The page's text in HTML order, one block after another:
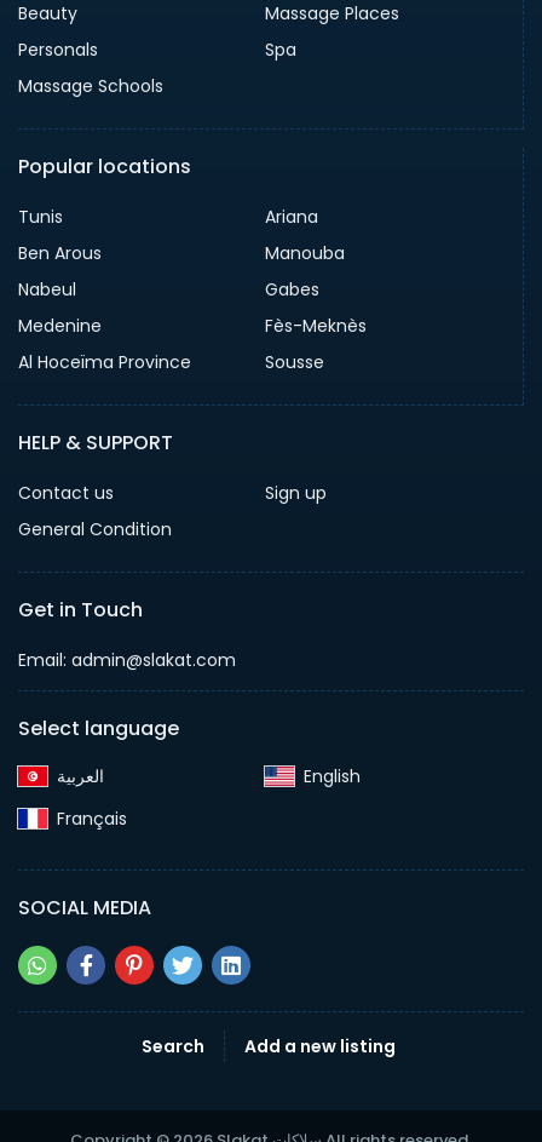
Beauty
Massage Places
Personals
Spa
Massage Schools
Popular locations
Tunis
Ariana
Ben Arous
Manouba
Nabeul
Gabes
Medenine
Fès-Meknès
Al Hoceïma Province
Sousse
HELP & SUPPORT
Contact us
Sign up
General Condition
Get in Touch
Email: admin@slakat.com
Select language
English‎
Français‎
SOCIAL MEDIA
Search Add a new listing